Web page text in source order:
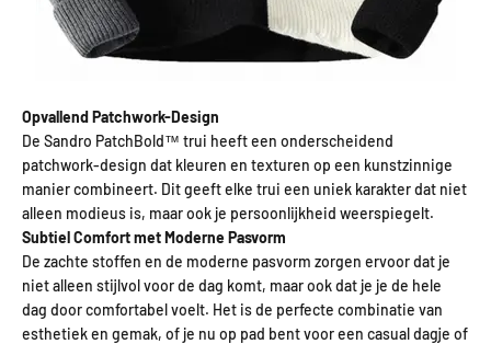
Opvallend Patchwork-Design
De Sandro PatchBold™ trui heeft een onderscheidend
patchwork-design dat kleuren en texturen op een kunstzinnige
manier combineert. Dit geeft elke trui een uniek karakter dat niet
alleen modieus is, maar ook je persoonlijkheid weerspiegelt.
Subtiel Comfort met Moderne Pasvorm
De zachte stoffen en de moderne pasvorm zorgen ervoor dat je
niet alleen stijlvol voor de dag komt, maar ook dat je je de hele
dag door comfortabel voelt. Het is de perfecte combinatie van
esthetiek en gemak, of je nu op pad bent voor een casual dagje of